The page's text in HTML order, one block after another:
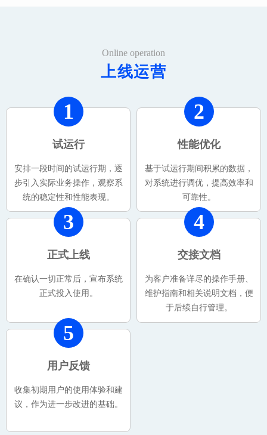
Online operation
上线运营
试运行
安排一段时间的试运行期，逐
步引入实际业务操作，观察系
统的稳定性和性能表现。
1
性能优化
基于试运行期间积累的数据，
对系统进行调优，提高效率和
可靠性。
2
正式上线
在确认一切正常后，宣布系统
正式投入使用。
3
交接文档
为客户准备详尽的操作手册、
维护指南和相关说明文档，便
于后续自行管理。
4
用户反馈
收集初期用户的使用体验和建
议，作为进一步改进的基础。
5